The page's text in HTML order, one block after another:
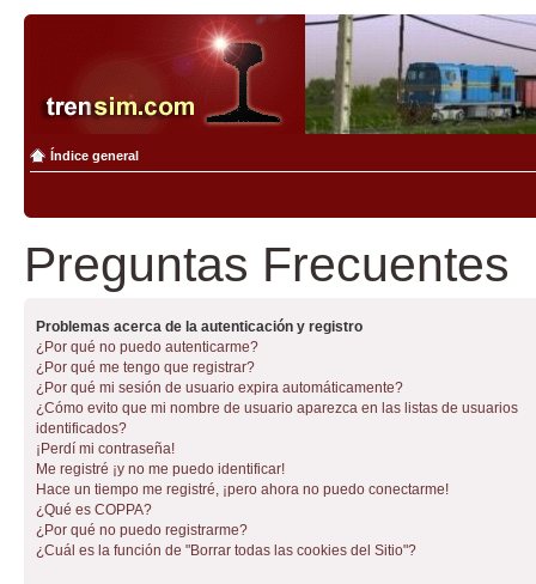
Índice general
Preguntas Frecuentes
Problemas acerca de la autenticación y registro
¿Por qué no puedo autenticarme?
¿Por qué me tengo que registrar?
¿Por qué mi sesión de usuario expira automáticamente?
¿Cómo evito que mi nombre de usuario aparezca en las listas de usuarios
identificados?
¡Perdí mi contraseña!
Me registré ¡y no me puedo identificar!
Hace un tiempo me registré, ¡pero ahora no puedo conectarme!
¿Qué es COPPA?
¿Por qué no puedo registrarme?
¿Cuál es la función de "Borrar todas las cookies del Sitio"?